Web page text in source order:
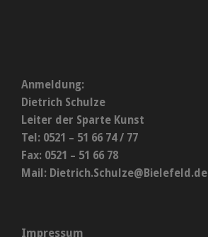
Anmeldung:
Dietrich Schulze
Leiter der Sparte Kunst
Tel: 0521 – 51 66 74 / 77
Fax: 0521 – 51 66 78
Mail: Dietrich.Schulze@Bielefeld.de
Impressum